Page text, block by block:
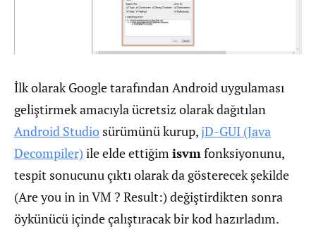
İlk olarak Google tarafından Android uygulaması
geliştirmek amacıyla ücretsiz olarak dağıtılan
Android Studio sürümünü kurup,jD-GUI (Java
Decompiler) ile elde ettiğim isvmfonksiyonunu,
tespit sonucunu çıktı olarak da gösterecek şekilde
(Are you in in VM ? Result:) değiştirdikten sonra
öykünücü içinde çalıştıracak bir kod hazırladım.